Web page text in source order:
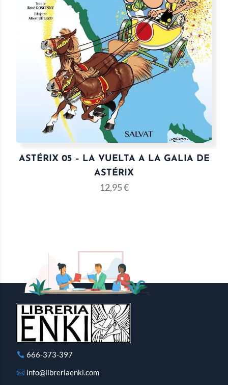
ASTÉRIX 05 – LA VUELTA A LA GALIA DE
ASTÉRIX
12,95€
666-373-397
info@libreriaenki.com